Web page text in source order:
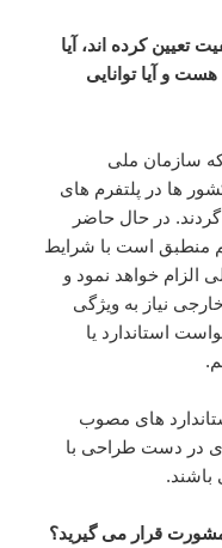
تعیین کرده اند، آیا
و آیا توانایی
سازمان ملی
ها در پلتفرم های
در حال حاضر
منطبق است با شرایط
الزام خواهد نمود و
نیاز به ویژگی
استاندارد یا
های مصوب
در دست طراحی با
باشند.
قرار می گیرید؟